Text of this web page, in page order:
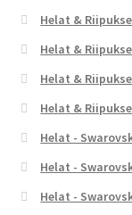
Helat &
Helat &
Helat &
Helat &
Helat -
Helat -
Helat -